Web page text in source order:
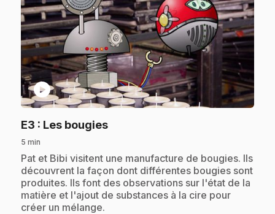
play_circle
E3 : Les bougies.
5 min
.Pat et Bibi visitent une manufacture de bougies. Ils
découvrent la façon dont différentes bougies sont
produites. Ils font des observations sur l'état de la
matière et l'ajout de substances à la cire pour
créer un mélange.